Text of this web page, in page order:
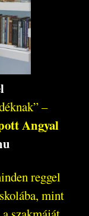
–
Angyal
reggel
mint